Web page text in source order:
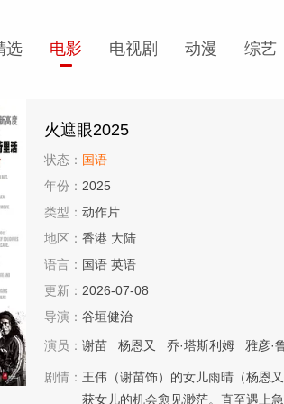
选 电影 电视剧 动漫 综艺
火遮眼2025
状态： 国语
年份： 2025
类型： 动作片
地区： 香港 大陆
语言： 国语 英语
更新： 2026-07-08
导演： 谷垣健治
演员： 谢苗 杨恩又 乔·塔斯利姆 雅彦·
剧情： 王伟（谢苗饰）的女儿雨晴（杨恩
获女儿的机会愈见渺茫。直至遇上急